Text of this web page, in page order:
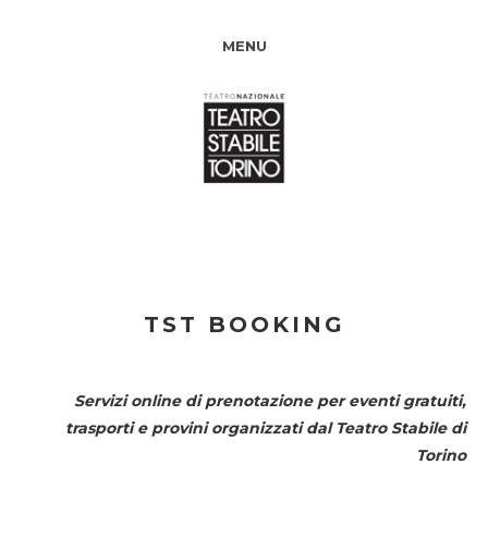
MENU
TST BOOKING
Servizi online di prenotazione per eventi gratuiti,
trasporti e provini organizzati dal Teatro Stabile di
Torino